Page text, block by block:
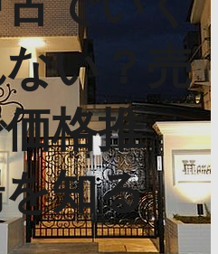
い？売
格推
知る